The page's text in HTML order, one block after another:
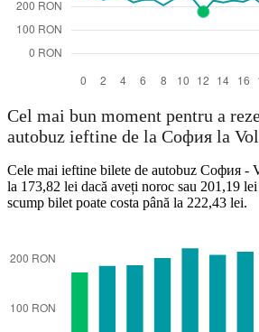
Volos
Cel mai bun moment pentru a
autobuz ieftine de la София la
Cele mai ieftine bilete de autobuz София -
la 173,82 lei dacă aveți noroc sau 201,19
scump bilet poate costa până la 222,43 lei.